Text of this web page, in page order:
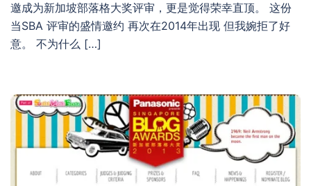
邀成为新加坡部落格大奖评审，更是觉得荣幸直顶。 这份
当SBA 评审的盛情邀约 再次在2014年出现 但我婉拒了好
意。 不为什么 […]